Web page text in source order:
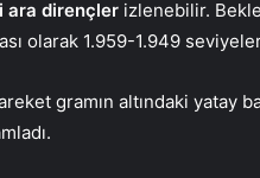
ara dirençler izlenebilir.
olarak 1.959-1.949
gramın altındaki yatay